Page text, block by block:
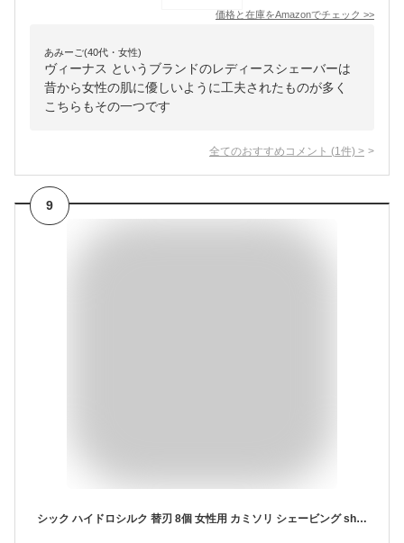
価格と在庫をAmazonでチェック >>
あみーご(40代・女性)
ヴィーナス というブランドのレディースシェーバーは
昔から女性の肌に優しいように工夫されたものが多く
こちらもその一つです
全てのおすすめコメント (1 件) >
9
シック ハイドロシルク 替刃 8個 女性用 カミソリ シェービング shick 替え刃 8枚 8コ ムダ毛 産毛 顔そり 顔剃り 角質ケア シックハイド